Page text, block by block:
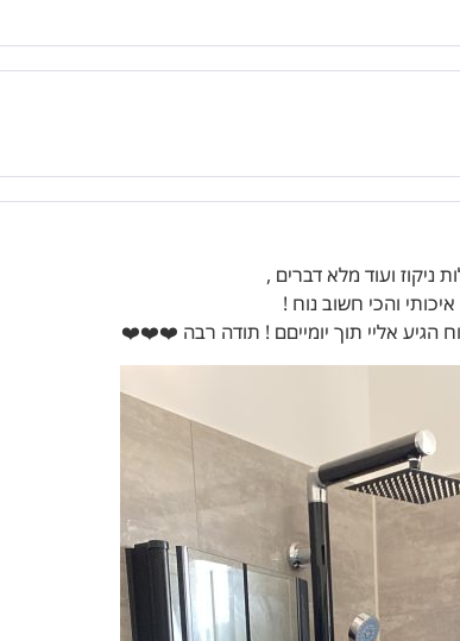
ניקוז ועוד מלא דברים ,
והכי חשוב נוח !
הגיע אליי תוך יומייםם ! תודה רבה ❤️❤️❤️